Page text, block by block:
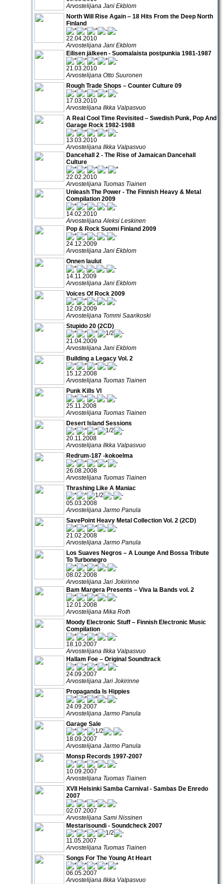
Arvostelijana Jani Ekblom
North Will Rise Again ‒ 18 Hits From the Deep North
Finland
22.04.2010
Arvostelijana Jani Ekblom
Eilisen jälkeen - Suomalaista postpunkia 1981-1987
21.03.2010
Arvostelijana Otto Suuronen
Rough Trade Shops – Counter Culture 09
17.03.2010
Arvostelijana Ilkka Valpasvuo
A Real Cool Time Revisited – Swedish Punk, Pop And
Garage Rock 1982-1988
13.03.2010
Arvostelijana Ilkka Valpasvuo
Dancehall 2 - The Rise of Jamaican Dancehall
Culture
22.02.2010
Arvostelijana Tuomas Tiainen
Unleash The Power - The Finnish Heavy & Metal
Compilation 2009
14.02.2010
Arvostelijana Aleksi Leskinen
Pop & Rock Suomi Finland 2009
24.12.2009
Arvostelijana Jani Ekblom
Onnen laulut
14.11.2009
Arvostelijana Jani Ekblom
Voices Of Rock 2009
12.09.2009
Arvostelijana Tommi Saarikoski
Stupido 20 (2CD)
21.04.2009
Arvostelijana Jani Ekblom
Building a Legacy Vol. 2
15.12.2008
Arvostelijana Tuomas Tiainen
Punk Kills VI
25.11.2008
Arvostelijana Tuomas Tiainen
Desert Island Sessions
20.11.2008
Arvostelijana Ilkka Valpasvuo
Redrum-187 -kokoelma
26.08.2008
Arvostelijana Tuomas Tiainen
Thrashing Like A Maniac
05.03.2008
Arvostelijana Jarmo Panula
SavePoint Heavy Metal Collection Vol. 2 (2CD)
21.02.2008
Arvostelijana Jarmo Panula
Los Suaves Negros – A Lounge And Bossa Tribute
To Turbonegro
08.02.2008
Arvostelijana Jari Jokirinne
Bam Margera Presents – Viva la Bands vol. 2
12.01.2008
Arvostelijana Mika Roth
Moody Electronic Stuff – Finnish Electronic Music
Compilation
18.10.2007
Arvostelijana Ilkka Valpasvuo
Hallam Foe – Original Soundtrack
24.09.2007
Arvostelijana Jari Jokirinne
Propaganda Is Hippies
24.09.2007
Arvostelijana Jarmo Panula
Garage Sale
18.09.2007
Arvostelijana Jarmo Panula
Monsp Records 1997-2007
10.09.2007
Arvostelijana Tuomas Tiainen
XVII Helsinki Samba Carnival - Sambas De Enredo
2007
02.07.2007
Arvostelijana Sami Nissinen
Mestarisoundi - Soundcheck 2007
11.05.2007
Arvostelijana Tuomas Tiainen
Songs For The Young At Heart
06.05.2007
Arvostelijana Ilkka Valpasvuo